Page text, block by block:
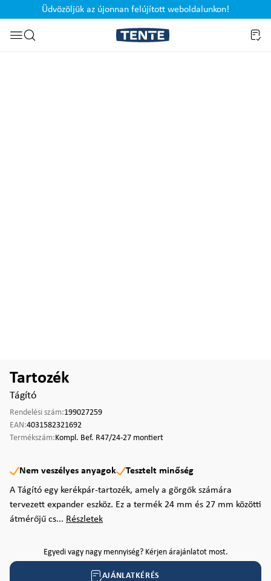
Ugrás a kereséshez
Üdvözöljük az újonnan felújított weboldalunkon!
Tartozék
Tágító
Rendelési szám:199027259
EAN:4031582321692
Termékszám:Kompl. Bef. R47/24-27 montiert
Nem veszélyes anyagok
Tesztelt minőség
A Tágító egy kerékpár-tartozék, amely a görgők számára
tervezett expander eszköz. Ez a termék 24 mm és 27 mm közötti
átmérőjű cs... Részletek
Egyedi vagy nagy mennyiség? Kérjen árajánlatot most.
AJÁNLATKÉRÉS